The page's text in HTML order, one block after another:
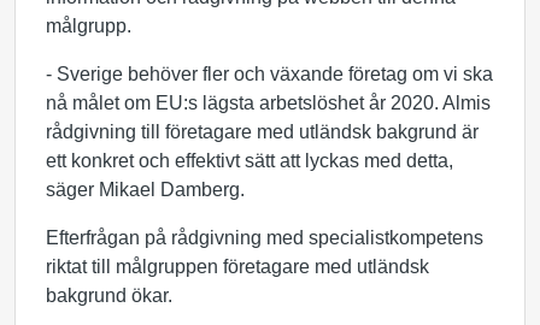
målgrupp.
- Sverige behöver fler och växande företag om vi ska
nå målet om EU:s lägsta arbetslöshet år 2020. Almis
rådgivning till företagare med utländsk bakgrund är
ett konkret och effektivt sätt att lyckas med detta,
säger Mikael Damberg.
Efterfrågan på rådgivning med specialistkompetens
riktat till målgruppen företagare med utländsk
bakgrund ökar.